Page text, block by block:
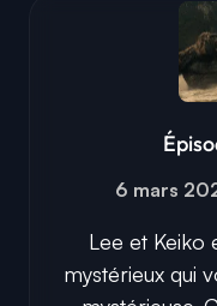
6 mars
Lee et Keiko
mystérieux qui